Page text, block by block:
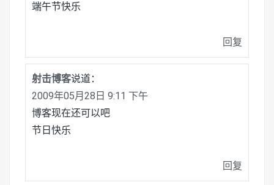
端午节快乐
回复
射击博客说道：
2009年05月28日 9:11 下午
博客现在还可以吧
节日快乐
回复